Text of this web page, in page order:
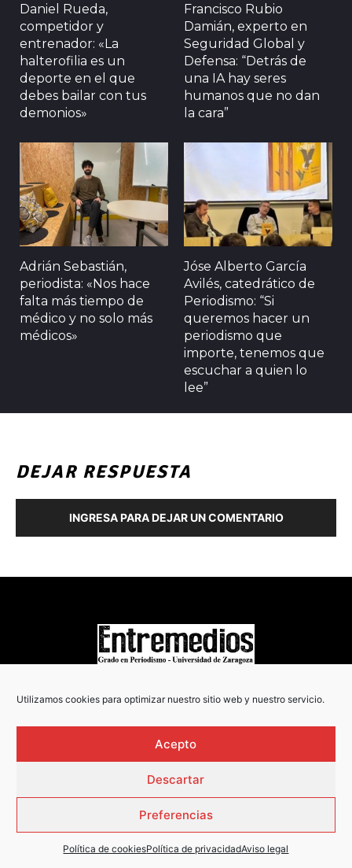
Utilizamos cookies para optimizar nuestro sitio web y nuestro servicio.
Acepto
Descartar
Preferencias
Política de cookiesPolítica de privacidadAviso legal
Daniel Rueda,
competidor y
entrenador: «La
halterofilia es un
deporte en el que
debes bailar con tus
demonios»
Francisco Rubio
Damián, experto en
Seguridad Global y
Defensa: “Detrás de
una IA hay seres
humanos que no dan
la cara”
Adrián Sebastián,
periodista: «Nos hace
falta más tiempo de
médico y no solo más
médicos»
Jóse Alberto García
Avilés, catedrático de
Periodismo: “Si
queremos hacer un
periodismo que
importe, tenemos que
escuchar a quien lo
lee”
DEJAR RESPUESTA
INGRESA PARA DEJAR UN COMENTARIO
POLÍTICA DE PRIVACIDAD